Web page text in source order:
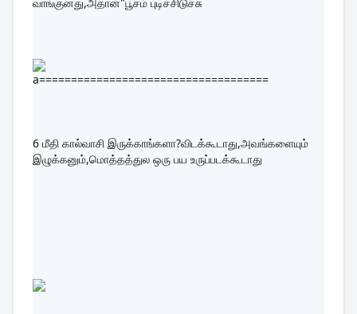
a====================================
6 மீதி கால்வாசி இருக்காங்களா?விடக்கூடாது,அவங்களையும்
இழுக்கனும்,மொத்தத்துல ஒரு பய உருப்படக்கூடாது